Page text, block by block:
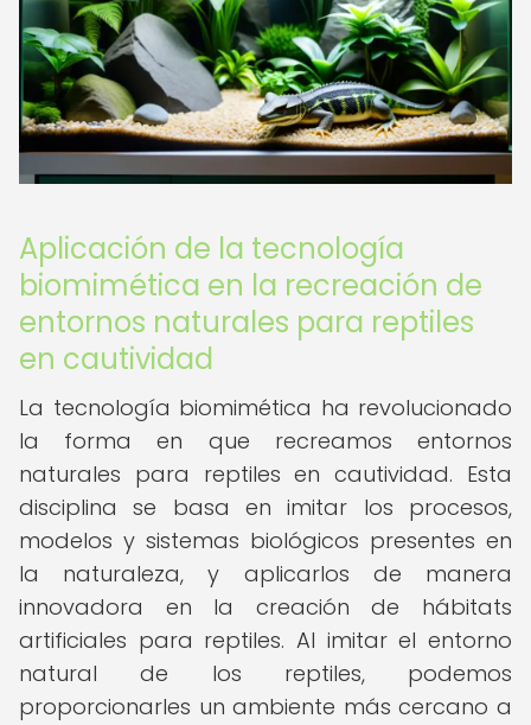
Aplicación de la tecnología
biomimética en la recreación de
entornos naturales para reptiles
en cautividad
La tecnología biomimética ha revolucionado
la forma en que recreamos entornos
naturales para reptiles en cautividad. Esta
disciplina se basa en imitar los procesos,
modelos y sistemas biológicos presentes en
la naturaleza, y aplicarlos de manera
innovadora en la creación de hábitats
artificiales para reptiles. Al imitar el entorno
natural de los reptiles, podemos
proporcionarles un ambiente más cercano a